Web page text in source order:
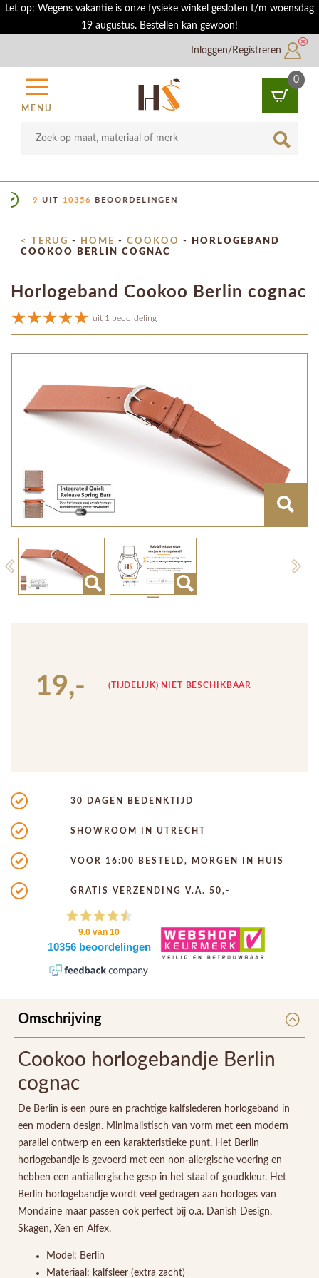
Let op: Wegens vakantie is onze fysieke winkel gesloten t/m woensdag
19 augustus. Bestellen kan gewoon!
Inloggen/Registreren
MENU
0
SHOWROOM IN UTRECHT
< TERUG - HOME - COOKOO -
HORLOGEBAND
COOKOO BERLIN COGNAC
Horlogeband Cookoo Berlin cognac
uit 1 beoordeling
Previous Next
19,- (TIJDELIJK) NIET BESCHIKBAAR
30 DAGEN BEDENKTIJD
SHOWROOM IN UTRECHT
VOOR 16:00 BESTELD, MORGEN IN HUIS
GRATIS VERZENDING V.A. 50,-
Omschrijving
Cookoo horlogebandje Berlin
cognac
De Berlin is een pure en prachtige kalfslederen horlogeband in
een modern design. Minimalistisch van vorm met een modern
parallel ontwerp en een karakteristieke punt, Het Berlin
horlogebandje is gevoerd met een non-allergische voering en
hebben een antiallergische gesp in het staal of goudkleur. Het
Berlin horlogebandje wordt veel gedragen aan horloges van
Mondaine maar passen ook perfect bij o.a. Danish Design,
Skagen, Xen en Alfex.
Model: Berlin
Materiaal: kalfsleer (extra zacht)